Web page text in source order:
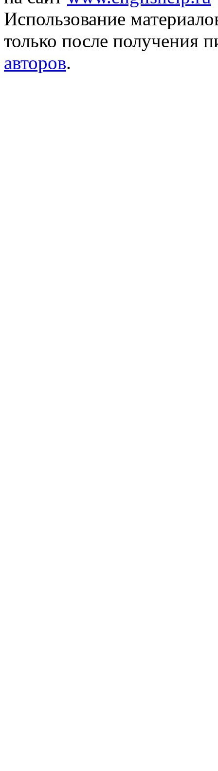
Использование
только после получения
авторов.